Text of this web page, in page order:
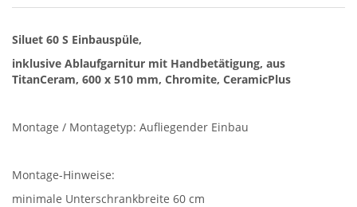
Siluet 60 S Einbauspüle,
inklusive Ablaufgarnitur mit Handbetätigung, aus
TitanCeram, 600 x 510 mm, Chromite, CeramicPlus
Montage / Montagetyp: Aufliegender Einbau
Montage-Hinweise:
minimale Unterschrankbreite 60 cm